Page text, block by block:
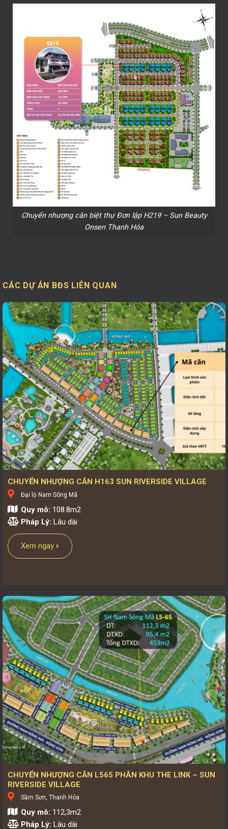
Chuyển nhượng căn biệt thự Đơn lập H219 – Sun Beauty
Onsen Thanh Hóa
CÁC DỰ ÁN BĐS LIÊN QUAN
CHUYỂN NHƯỢNG CĂN H163 SUN RIVERSIDE VILLAGE
Đại lộ Nam Sông Mã
Quy mô: 108.8m2
Pháp Lý: Lâu dài
Xem ngay
CHUYỂN NHƯỢNG CĂN L565 PHÂN KHU THE LINK – SUN
RIVERSIDE VILLAGE
Sầm Sơn, Thanh Hóa
Quy mô: 112,3m2
Pháp Lý: Lâu dài